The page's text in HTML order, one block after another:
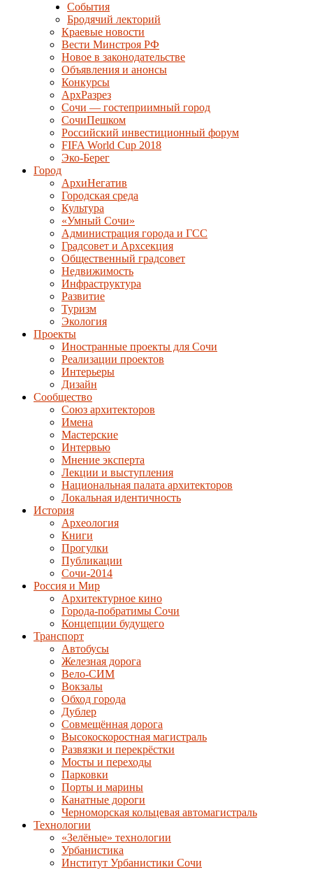
События
Бродячий лекторий
Краевые новости
Вести Минстроя РФ
Новое в законодательстве
Объявления и анонсы
Конкурсы
АрхРазрез
Сочи — гостеприимный город
СочиПешком
Российский инвестиционный форум
FIFA World Cup 2018
Эко-Берег
Город
АрхиНегатив
Городская среда
Культура
«Умный Сочи»
Администрация города и ГСС
Градсовет и Архсекция
Общественный градсовет
Недвижимость
Инфраструктура
Развитие
Туризм
Экология
Проекты
Иностранные проекты для Сочи
Реализации проектов
Интерьеры
Дизайн
Сообщество
Союз архитекторов
Имена
Мастерские
Интервью
Мнение эксперта
Лекции и выступления
Национальная палата архитекторов
Локальная идентичность
История
Археология
Книги
Прогулки
Публикации
Сочи-2014
Россия и Мир
Архитектурное кино
Города-побратимы Сочи
Концепции будущего
Транспорт
Автобусы
Железная дорога
Вело-СИМ
Вокзалы
Обход города
Дублер
Совмещённая дорога
Высокоскоростная магистраль
Развязки и перекрёстки
Мосты и переходы
Парковки
Порты и марины
Канатные дороги
Черноморская кольцевая автомагистраль
Технологии
«Зелёные» технологии
Урбанистика
Институт Урбанистики Сочи